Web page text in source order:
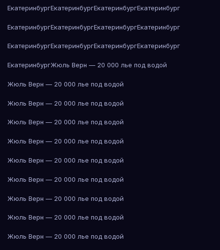
ЕкатеринбургЕкатеринбургЕкатеринбургЕкатеринбург
ЕкатеринбургЕкатеринбургЕкатеринбургЕкатеринбург
ЕкатеринбургЕкатеринбургЕкатеринбургЕкатеринбург
ЕкатеринбургЖюль Верн — 20 000 лье под водой
Жюль Верн — 20 000 лье под водой
Жюль Верн — 20 000 лье под водой
Жюль Верн — 20 000 лье под водой
Жюль Верн — 20 000 лье под водой
Жюль Верн — 20 000 лье под водой
Жюль Верн — 20 000 лье под водой
Жюль Верн — 20 000 лье под водой
Жюль Верн — 20 000 лье под водой
Жюль Верн — 20 000 лье под водой